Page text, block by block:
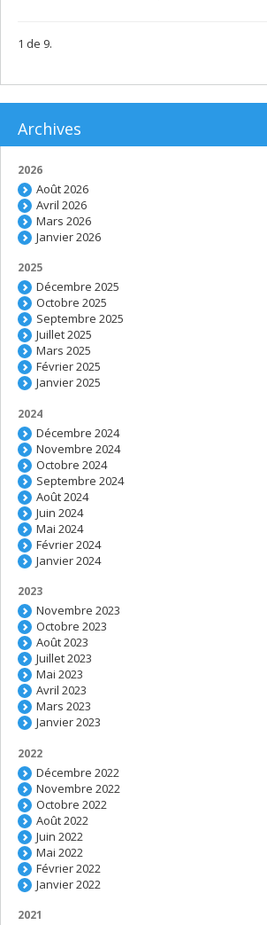
1 de 9.
Archives
2026
Août 2026
Avril 2026
Mars 2026
Janvier 2026
2025
Décembre 2025
Octobre 2025
Septembre 2025
Juillet 2025
Mars 2025
Février 2025
Janvier 2025
2024
Décembre 2024
Novembre 2024
Octobre 2024
Septembre 2024
Août 2024
Juin 2024
Mai 2024
Février 2024
Janvier 2024
2023
Novembre 2023
Octobre 2023
Août 2023
Juillet 2023
Mai 2023
Avril 2023
Mars 2023
Janvier 2023
2022
Décembre 2022
Novembre 2022
Octobre 2022
Août 2022
Juin 2022
Mai 2022
Février 2022
Janvier 2022
2021